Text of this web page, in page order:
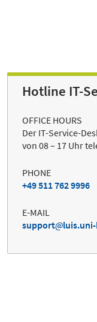
Hotline IT-
OFFICE HOURS
Der IT-Service-
von 08 – 17 Uhr
PHONE
+49 511 762 9996
E-MAIL
support